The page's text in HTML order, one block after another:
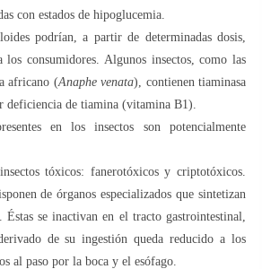
con estados de hipoglucemia.
podrían, a partir de determinadas dosis,
consumidores. Algunos insectos, como las
africano (Anaphe venata), contienen tiaminasa
deficiencia de tiamina (vitamina B1).
en los insectos son potencialmente
tóxicos: fanerotóxicos y criptotóxicos.
de órganos especializados que sintetizan
se inactivan en el tracto gastrointestinal,
de su ingestión queda reducido a los
al paso por la boca y el esófago.